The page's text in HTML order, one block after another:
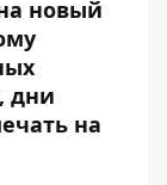
новый
дни
на